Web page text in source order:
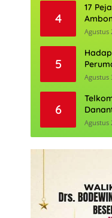
4
17
Agustus
5
Agustus
6
Agustus